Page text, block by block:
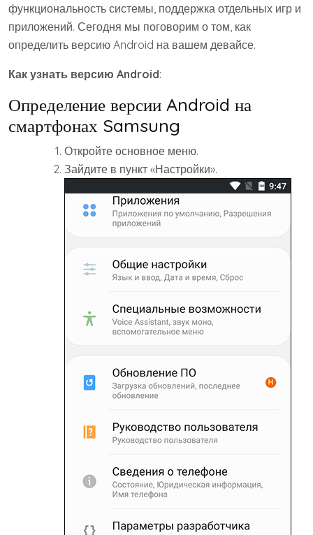
функциональность системы, поддержка отдельных игр и
приложений. Сегодня мы поговорим о том, как
определить версию Android на вашем девайсе.
Как узнать версию Android:
Определение версии Android на
смартфонах Samsung
Откройте основное меню.
Зайдите в пункт «Настройки».